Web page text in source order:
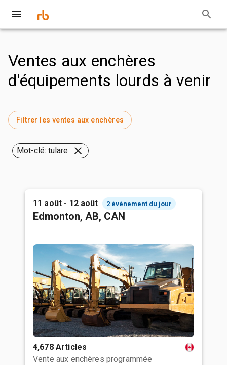
Ventes aux enchères
d'équipements lourds à venir
Filtrer les ventes aux enchères
Mot-clé: tulare
11 août - 12 août 2 événement du jour
Edmonton, AB, CAN
4,678 Articles
Vente aux enchères programmée